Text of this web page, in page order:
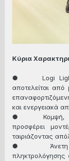
Κύρια
● Logi
αποτελείται
και ενεργειακά
● Κομψή,
προσφέρει
ταιριάζοντας
● Άνετη
πληκτρολόγησης